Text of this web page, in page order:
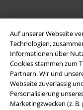
Auf unserer Webseite
Technologien,
Informationen über
Cookies stammen zum
Partnern. Wir und
Webseite zuverlässig
Personalisierung
Marketingzwecken (z.
Lade dir jetzt
die vielen